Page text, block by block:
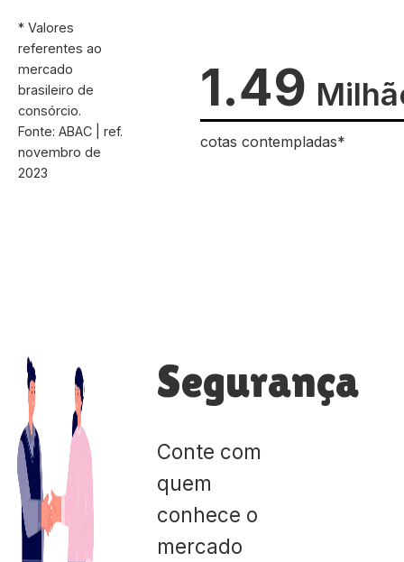
* Valores
referentes ao
mercado
brasileiro de
consórcio.
Fonte: ABAC | ref.
novembro de
2023
1.49
cotas contempladas*
Segurança
Conte com
quem
conhece o
mercado